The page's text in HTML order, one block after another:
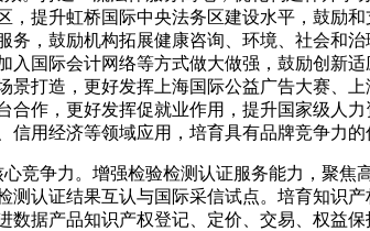
，提升虹桥国际中央法务区建设水平，鼓励
务，鼓励机构拓展健康咨询、环境、社会和
入国际会计网络等方式做大做强，鼓励创新
景打造，更好发挥上海国际公益广告大赛、
合作，更好发挥促就业作用，提升国家级人
信用经济等领域应用，培育具有品牌竞争力的
心竞争力。增强检验检测认证服务能力，聚
测认证结果互认与国际采信试点。培育知识
数据产品知识产权登记、定价、交易、权益